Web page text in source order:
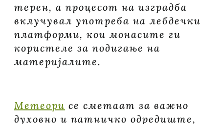
терен, а процесот на изградба
вклучувал употреба на лебдечки
платформи, кои монасите ги
користеле за подигање на
материјалите.
Метеори се сметаат за важно
духовно и патничко одредиште,